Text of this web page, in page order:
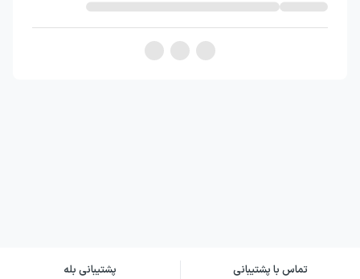
تماس با پشتیبانی پشتیبانی بله